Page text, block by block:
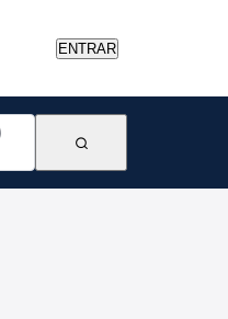
ENTRAR